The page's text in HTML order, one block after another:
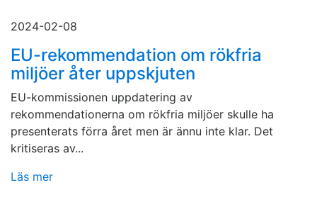
2024-02-08
EU-rekommendation om rökfria
miljöer åter uppskjuten
EU-kommissionen uppdatering av
rekommendationerna om rökfria miljöer skulle ha
presenterats förra året men är ännu inte klar. Det
kritiseras av...
Läs mer